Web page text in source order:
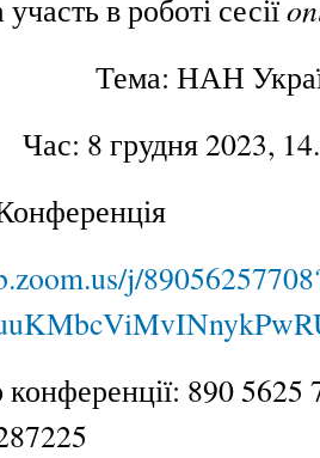
в роботі сесії
Тема: НАН
Час: 8 грудня 2023,
j/
конференції: 890 5625